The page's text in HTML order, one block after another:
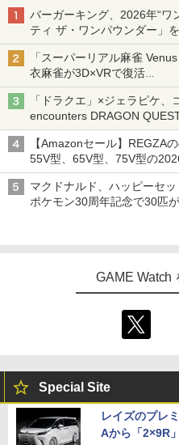
バーガーキング、2026年“ワ
ティ ザ・ワンパウンダー」
「特製ガーリックマヨソー
「スーパーリアル麻雀
衣麻雀が3D×VRで復活
発売から2週間は20%オフに
「ドラクエ」×ジェラピケ、
encounters DRAGON
アイスカップに入ったスラ
オリジナルアートで登場
【Amazonセール】REGZA
55V型、65V型、75V型の
マクドナルド、ハッピーセ
ポケモン30周年記念で30匹
GAME Watch
Special Site
レイズのプレ
Aから「2×9R